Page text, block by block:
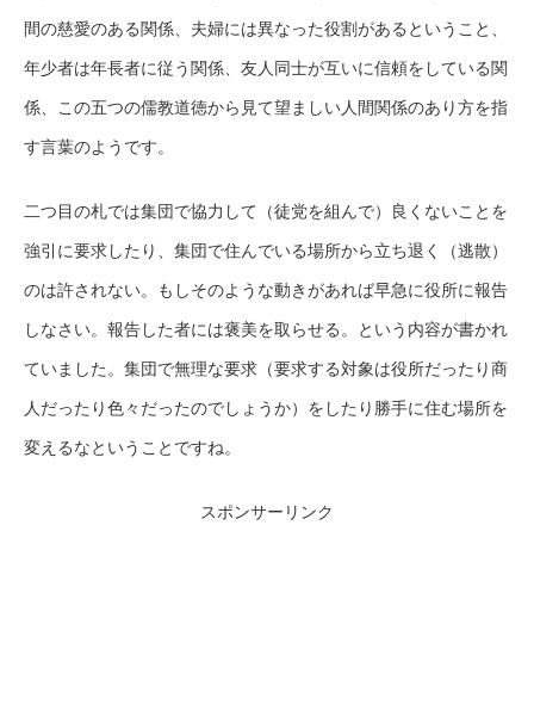
間の慈愛のある関係、夫婦には異なった役割があるということ、
年少者は年長者に従う関係、友人同士が互いに信頼をしている関
係、この五つの儒教道徳から見て望ましい人間関係のあり方を指
す言葉のようです。
二つ目の札では集団で協力して（徒党を組んで）良くないことを
強引に要求したり、集団で住んでいる場所から立ち退く（逃散）
のは許されない。もしそのような動きがあれば早急に役所に報告
しなさい。報告した者には褒美を取らせる。という内容が書かれ
ていました。集団で無理な要求（要求する対象は役所だったり商
人だったり色々だったのでしょうか）をしたり勝手に住む場所を
変えるなということですね。
スポンサーリンク